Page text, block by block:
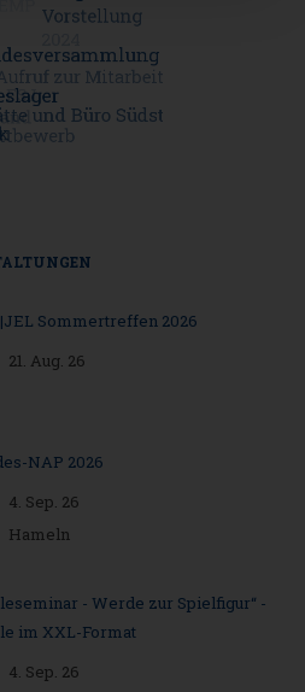
Sommertreffen 2026
21. Aug. 26
NAP 2026
4. Sep. 26
Hameln
- Werde zur Spielfigur“ -
im XXL-Format
4. Sep. 26